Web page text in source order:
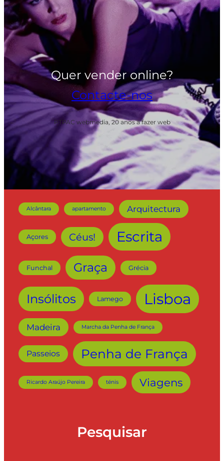
Quer vender online?
Contacte-nos
PTPAC webmedia, 20 anos a fazer web
Alcântara apartamento Arquitectura
Açores Céus! Escrita
Funchal Graça Grécia
Insólitos Lamego Lisboa
Madeira Marcha da Penha de França
Passeios Penha de França
Ricardo Araújo Pereira ténis Viagens
Pesquisar